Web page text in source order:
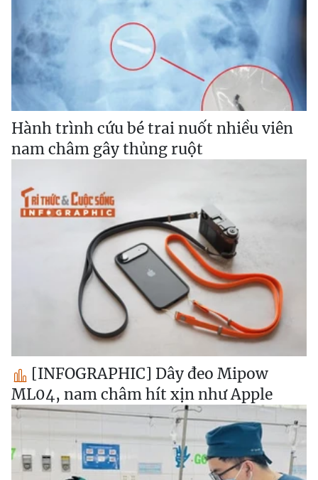
Hành trình cứu bé trai nuốt nhiều viên
nam châm gây thủng ruột
[INFOGRAPHIC] Dây đeo Mipow
ML04, nam châm hít xịn như Apple